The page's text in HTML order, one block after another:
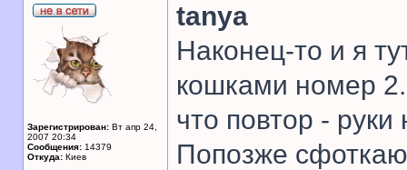
Зарегистрирован: Вт апр 24,
2007 20:34
Сообщения: 14379
Откуда: Киев
tanya
Наконец-то и я
кошками номер 2.
что повтор -
Попозже